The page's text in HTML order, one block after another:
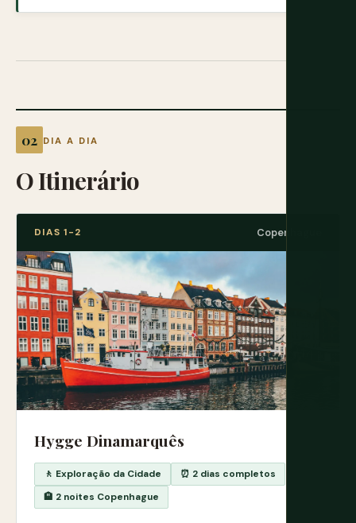
DIA A DIA
O Itinerário
DIAS 1-2 Copenhague
Hygge Dinamarquês
🚶 Exploração da Cidade
⏰ 2 dias completos
🏨 2 noites Copenhague